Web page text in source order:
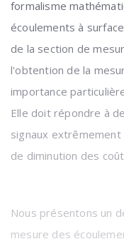
formalisme
écoulements à
de la section de
l'obtention de la
importance
Elle doit répondre à
signaux
de diminution des
Nous présentons un
mesure des